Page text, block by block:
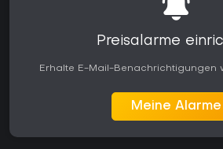
Preisalarme
Erhalte E-Mail-Benachrichtigungen
Meine Alarme